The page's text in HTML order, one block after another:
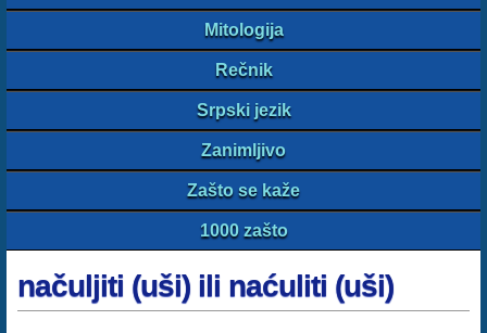
Mitologija
Rečnik
Srpski jezik
Zanimljivo
Zašto se kaže
1000 zašto
načuljiti (uši) ili naćuliti (uši)